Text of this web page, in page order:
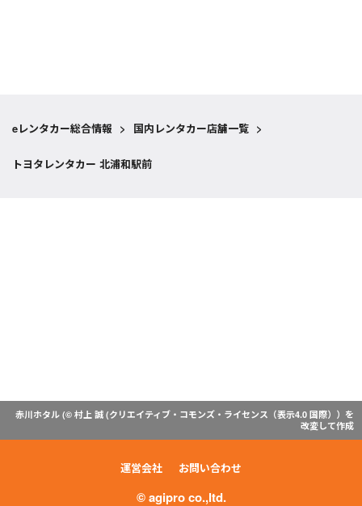
eレンタカー総合情報 > 国内レンタカー店舗一覧 >
トヨタレンタカー 北浦和駅前
赤川ホタル (© 村上 誠 (クリエイティブ・コモンズ・ライセンス（表示4.0 国際） ）を
改変して作成
運営会社 お問い合わせ
© agipro co.,ltd.